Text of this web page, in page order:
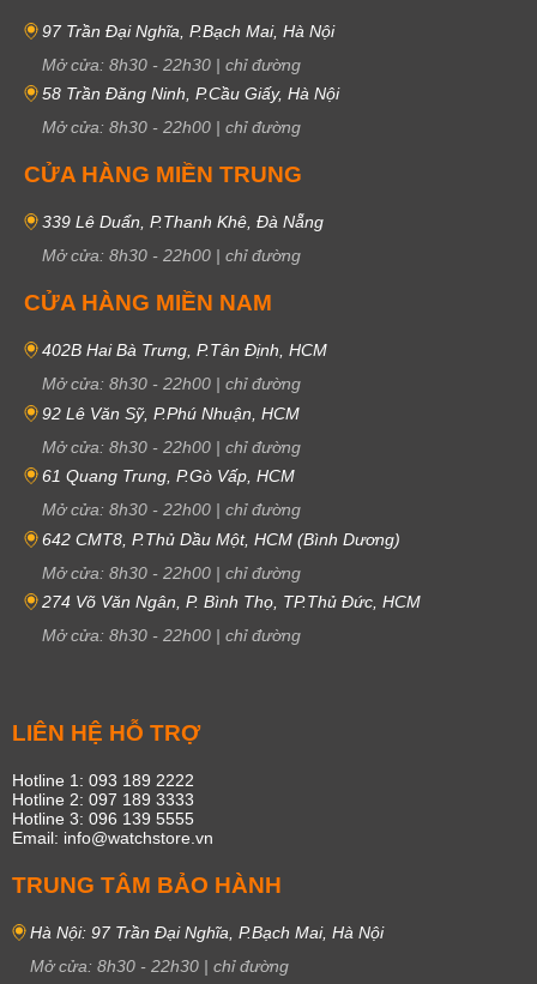
97 Trần Đại Nghĩa, P.Bạch Mai, Hà Nội
Mở cửa: 8h30 - 22h30 | chỉ đường
58 Trần Đăng Ninh, P.Cầu Giấy, Hà Nội
Mở cửa: 8h30 - 22h00 | chỉ đường
CỬA HÀNG MIỀN TRUNG
339 Lê Duẩn, P.Thanh Khê, Đà Nẵng
Mở cửa: 8h30 - 22h00 | chỉ đường
CỬA HÀNG MIỀN NAM
402B Hai Bà Trưng, P.Tân Định, HCM
Mở cửa: 8h30 - 22h00 | chỉ đường
92 Lê Văn Sỹ, P.Phú Nhuận, HCM
Mở cửa: 8h30 - 22h00 | chỉ đường
61 Quang Trung, P.Gò Vấp, HCM
Mở cửa: 8h30 - 22h00 | chỉ đường
642 CMT8, P.Thủ Dầu Một, HCM (Bình Dương)
Mở cửa: 8h30 - 22h00 | chỉ đường
274 Võ Văn Ngân, P. Bình Thọ, TP.Thủ Đức, HCM
Mở cửa: 8h30 - 22h00 | chỉ đường
LIÊN HỆ HỖ TRỢ
Hotline 1: 093 189 2222
Hotline 2: 097 189 3333
Hotline 3: 096 139 5555
Email: info@watchstore.vn
TRUNG TÂM BẢO HÀNH
Hà Nội: 97 Trần Đại Nghĩa, P.Bạch Mai, Hà Nội
Mở cửa: 8h30 - 22h30 | chỉ đường